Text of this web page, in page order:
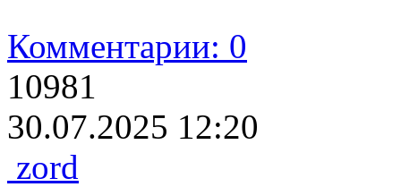
Комментарии: 0
10981
30.07.2025 12:20
zord